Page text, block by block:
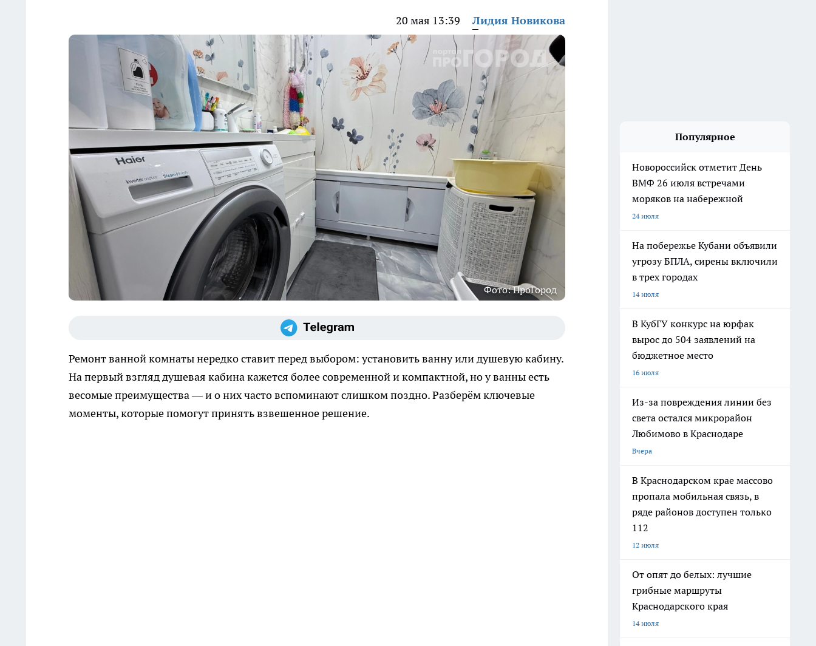
20 мая 13:39 Лидия Новикова
Фото: ПроГород
Ремонт ванной комнаты нередко ставит перед выбором: установить ванну или душевую кабину.
На первый взгляд душевая кабина кажется более современной и компактной, но у ванны есть
весомые преимущества — и о них часто вспоминают слишком поздно. Разберём ключевые
моменты, которые помогут принять взвешенное решение.
Популярное
Новороссийск отметит День
ВМФ 26 июля встречами
моряков на набережной
24 июля
На побережье Кубани объявили
угрозу БПЛА, сирены включили
в трех городах
14 июля
В КубГУ конкурс на юрфак
вырос до 504 заявлений на
бюджетное место
16 июля
Из-за повреждения линии без
света остался микрорайон
Любимово в Краснодаре
Вчера
В Краснодарском крае массово
пропала мобильная связь, в
ряде районов доступен только
112
12 июля
От опят до белых: лучшие
грибные маршруты
Краснодарского края
14 июля